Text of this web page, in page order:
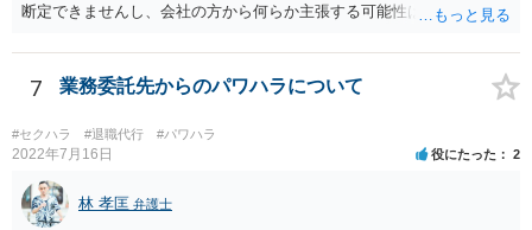
断定できませんし、会社の方から何らか主張する可能性はあります。
ん。 それよりも、書いておられる事情がある場合は、いつ、どのよう
な方法で、退職の意思及び退職日まで全日有給休暇を使用することを
会社に伝えるかが、問題になるかもしれないです。 場合よっては退職
代行の利用などもご検討なさってください。
7 業務委託先からのパワハラについて
#セクハラ #退職代行 #パワハラ
2022年7月16日 役にたった 2
林 孝匡 弁護士